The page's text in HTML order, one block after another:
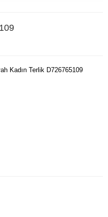
Kadın Terlik D726765109